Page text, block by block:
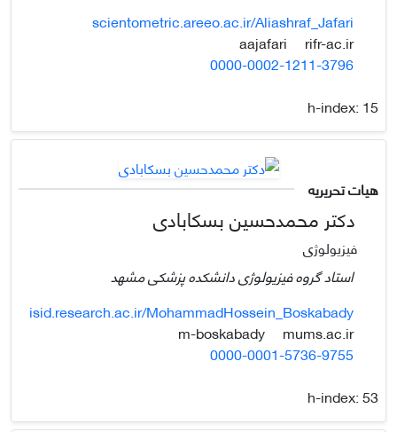
scientometric.areeo.ac.ir/Aliashraf_Jafari
aajafari
rifr-ac.ir
0000-0002-1211-3796
h-index:15
هیات تحریریه
دکتر محمدحسین بسکابادی
فیزیولوژی
استاد گروه فیزیولوژی دانشکده پزشکی مشهد
isid.research.ac.ir/MohammadHossein_Boskabady
m-boskabady
mums.ac.ir
0000-0001-5736-9755
h-index:53